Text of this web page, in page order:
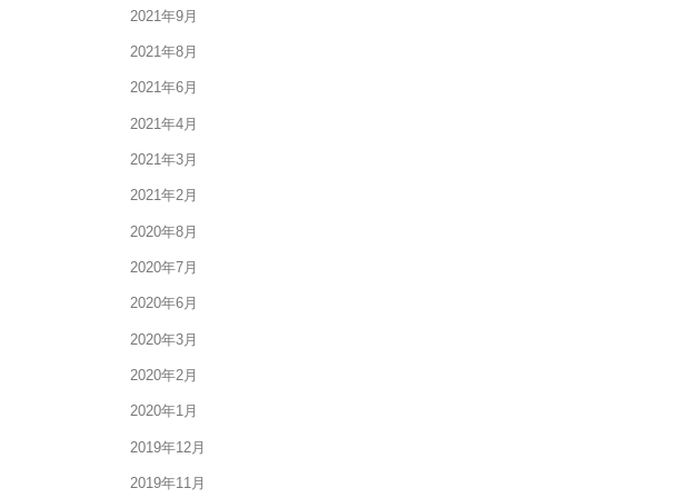
2021年9月
2021年8月
2021年6月
2021年4月
2021年3月
2021年2月
2020年8月
2020年7月
2020年6月
2020年3月
2020年2月
2020年1月
2019年12月
2019年11月